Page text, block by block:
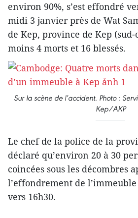
environ 90%, s’est effondré
midi 3 janvier près de Wat
de Kep, province de Kep
moins 4 morts et 16 blessés.
Sur la scène de l’accident. Photo :
Kep/AKP
Le chef de la police de la
déclaré qu’environ 20 à 30
coincées sous les décombres
l’effondrement de
vers 16h30.